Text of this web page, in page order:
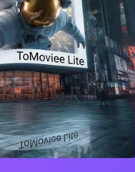
Metodi di
la
Ai photo resolution
online. Tuttavia, la
utilizzati. Naturalmente,
a leggere per